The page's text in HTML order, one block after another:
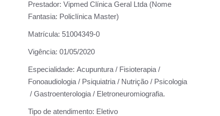
Prestador: Vipmed Clínica Geral Ltda (Nome
Fantasia: Policlínica Master)
Matrícula: 51004349-0
Vigência: 01/05/2020
Especialidade: Acupuntura / Fisioterapia /
Fonoaudiologia / Psiquiatria / Nutrição / Psicologia
/ Gastroenterologia / Eletroneuromiografia.
Tipo de atendimento: Eletivo